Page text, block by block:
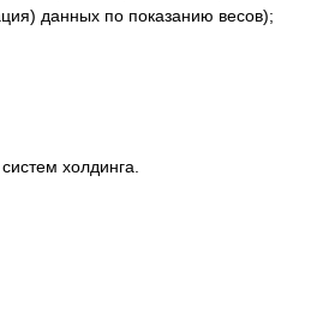
данных по показанию весов);
холдинга.